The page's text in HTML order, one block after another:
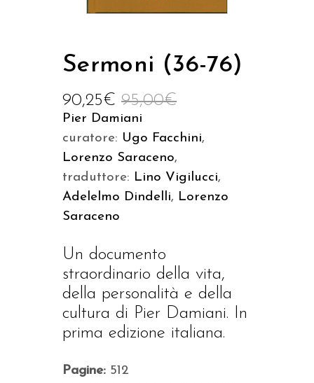
Sermoni (36-76)
95,00€
90,25€
Pier Damiani
curatore: Ugo Facchini,
Lorenzo Saraceno,
traduttore: Lino Vigilucci,
Adelelmo Dindelli, Lorenzo
Saraceno
Un documento
straordinario della vita,
della personalità e della
cultura di Pier Damiani. In
prima edizione italiana.
Pagine: 512